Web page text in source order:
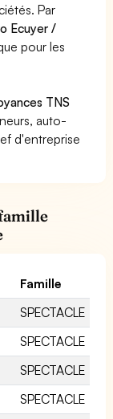
Par
Ecuyer /
pour les
TNS
auto-
d'entreprise
Famille
SPECTACLE
SPECTACLE
SPECTACLE
SPECTACLE